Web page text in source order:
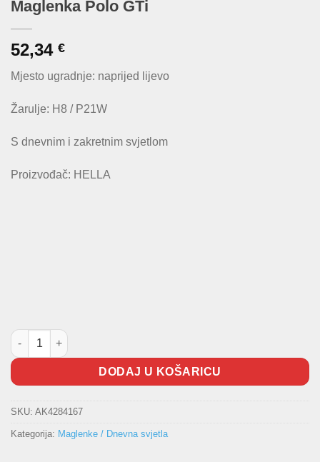
Maglenka Polo GTi
52,34 €
Mjesto ugradnje: naprijed lijevo
Žarulje: H8 / P21W
S dnevnim i zakretnim svjetlom
Proizvođač: HELLA
Maglenka Polo GTi količina
DODAJ U KOŠARICU
SKU: AK4284167
Kategorija: Maglenke / Dnevna svjetla